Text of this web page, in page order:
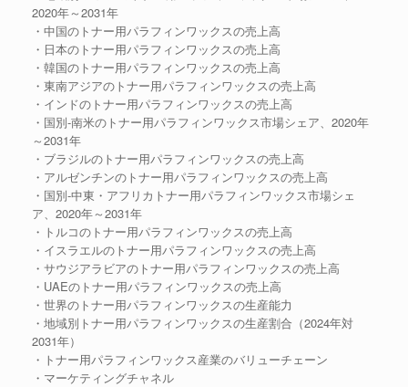
2020年～2031年
・中国のトナー用パラフィンワックスの売上高
・日本のトナー用パラフィンワックスの売上高
・韓国のトナー用パラフィンワックスの売上高
・東南アジアのトナー用パラフィンワックスの売上高
・インドのトナー用パラフィンワックスの売上高
・国別-南米のトナー用パラフィンワックス市場シェア、2020年
～2031年
・ブラジルのトナー用パラフィンワックスの売上高
・アルゼンチンのトナー用パラフィンワックスの売上高
・国別-中東・アフリカトナー用パラフィンワックス市場シェ
ア、2020年～2031年
・トルコのトナー用パラフィンワックスの売上高
・イスラエルのトナー用パラフィンワックスの売上高
・サウジアラビアのトナー用パラフィンワックスの売上高
・UAEのトナー用パラフィンワックスの売上高
・世界のトナー用パラフィンワックスの生産能力
・地域別トナー用パラフィンワックスの生産割合（2024年対
2031年）
・トナー用パラフィンワックス産業のバリューチェーン
・マーケティングチャネル